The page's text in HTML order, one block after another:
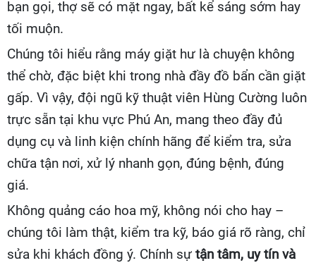
bạn gọi, thợ sẽ có mặt ngay, bất kể sáng sớm hay
tối muộn.
Chúng tôi hiểu rằng máy giặt hư là chuyện không
thể chờ, đặc biệt khi trong nhà đầy đồ bẩn cần giặt
gấp. Vì vậy, đội ngũ kỹ thuật viên Hùng Cường luôn
trực sẵn tại khu vực Phú An, mang theo đầy đủ
dụng cụ và linh kiện chính hãng để kiểm tra, sửa
chữa tận nơi, xử lý nhanh gọn, đúng bệnh, đúng
giá.
Không quảng cáo hoa mỹ, không nói cho hay –
chúng tôi làm thật, kiểm tra kỹ, báo giá rõ ràng, chỉ
sửa khi khách đồng ý. Chính sự tận tâm, uy tín và